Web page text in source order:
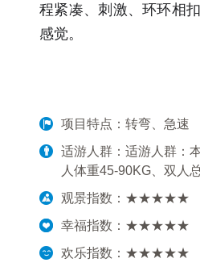
程紧凑、刺激、环环相
感觉。
项目特点：转弯、急速
适游人群：适游人群：
人体重45-90KG、双人
观景指数：★★★★★
幸福指数：★★★★★
欢乐指数：★★★★★